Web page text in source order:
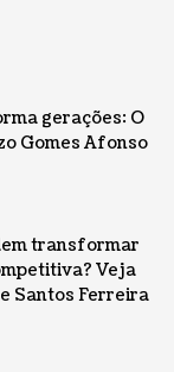
gerações: O
Gomes Afonso
transformar
Veja
Santos Ferreira